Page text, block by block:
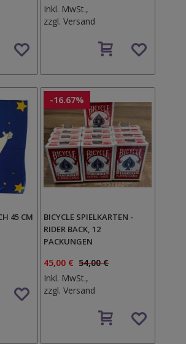
den
Inkl. MwSt.,
zzgl.Versand
den
45 CM
den
-16.67%
BICYCLE SPIELKARTEN -
RIDER BACK, 12
PACKUNGEN
45,00 € 54,00 €
Inkl. MwSt.,
zzgl.Versand
den